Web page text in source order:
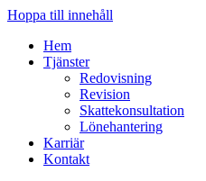
Hoppa till innehåll
Hem
Tjänster
Redovisning
Revision
Skattekonsultation
Lönehantering
Karriär
Kontakt